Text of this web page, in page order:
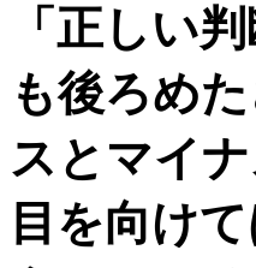
「正しい
も後ろめ
スとマイ
目を向け